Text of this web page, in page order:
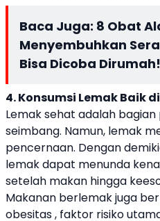
Baca Juga: 8 Obat
Menyembuhkan
Bisa Dicoba Dirumah!
4. Konsumsi Lemak Baik
Lemak sehat adalah
seimbang. Namun, lemak
pencernaan. Dengan
lemak dapat menunda
setelah makan hingga
Makanan berlemak juga
obesitas , faktor risiko